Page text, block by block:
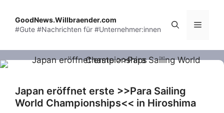
content
GoodNews.Willbraender.com
#Gute #Nachrichten für #Unternehmer:innen
Menu
Japan eröffnet erste >>Para Sailing
World Championships<< in Hiroshima